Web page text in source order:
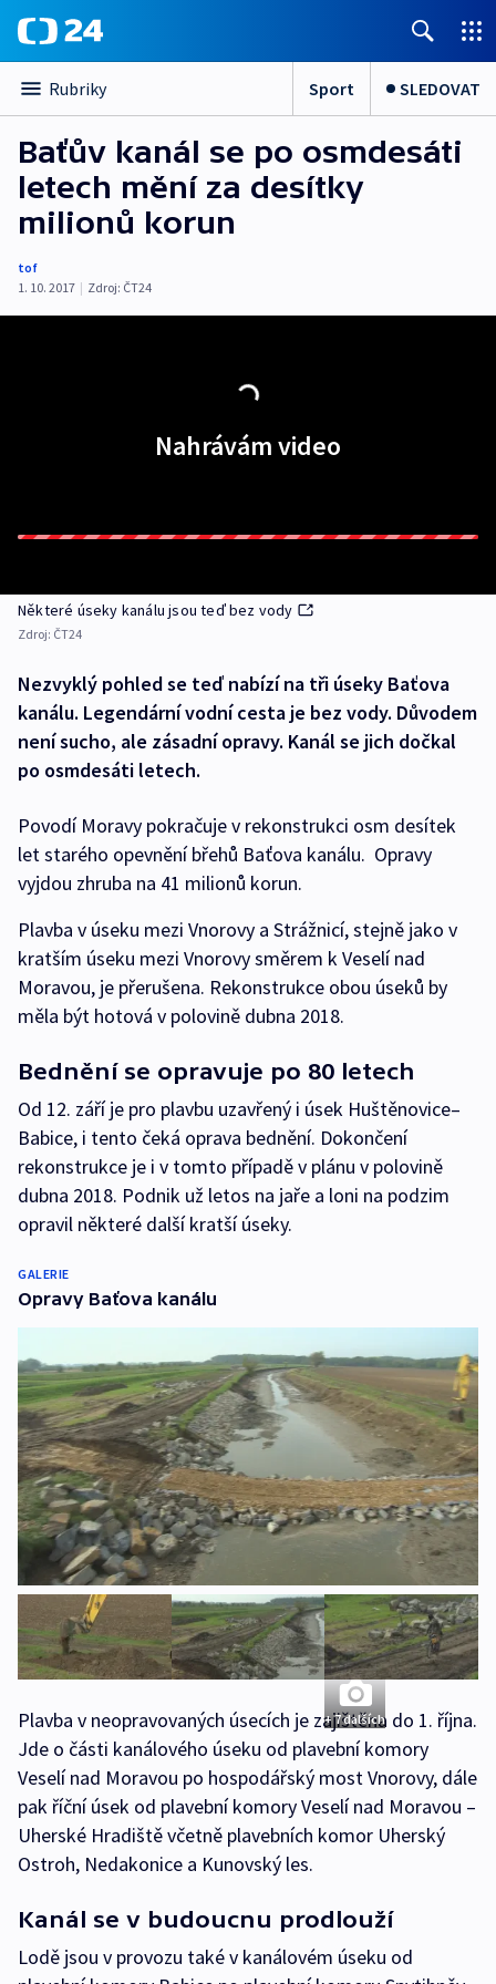
Rubriky Sport SLEDOVAT
Baťův kanál se po osmdesáti
letech mění za desítky
milionů korun
tof
1. 10. 2017 | Zdroj: ČT24
Nahrávám video
Některé úseky kanálu jsou teď bez vody
Zdroj: ČT24
Nezvyklý pohled se teď nabízí na tři úseky Baťova
kanálu. Legendární vodní cesta je bez vody. Důvodem
není sucho, ale zásadní opravy. Kanál se jich dočkal
po osmdesáti letech.
Povodí Moravy pokračuje v rekonstrukci osm desítek
let starého opevnění břehů Baťova kanálu. Opravy
vyjdou zhruba na 41 milionů korun.
Plavba v úseku mezi Vnorovy a Strážnicí, stejně jako v
kratším úseku mezi Vnorovy směrem k Veselí nad
Moravou, je přerušena. Rekonstrukce obou úseků by
měla být hotová v polovině dubna 2018.
Bednění se opravuje po 80 letech
Od 12. září je pro plavbu uzavřený i úsek Huštěnovice–
Babice, i tento čeká oprava bednění. Dokončení
rekonstrukce je i v tomto případě v plánu v polovině
dubna 2018. Podnik už letos na jaře a loni na podzim
opravil některé další kratší úseky.
GALERIE
Opravy Baťova kanálu
+ 7 dalších
Plavba v neopravovaných úsecích je zajištěna do 1. října.
Jde o části kanálového úseku od plavební komory
Veselí nad Moravou po hospodářský most Vnorovy, dále
pak říční úsek od plavební komory Veselí nad Moravou –
Uherské Hradiště včetně plavebních komor Uherský
Ostroh, Nedakonice a Kunovský les.
Kanál se v budoucnu prodlouží
Lodě jsou v provozu také v kanálovém úseku od